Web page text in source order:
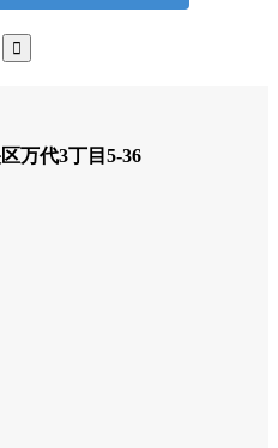
万代3丁目5-36